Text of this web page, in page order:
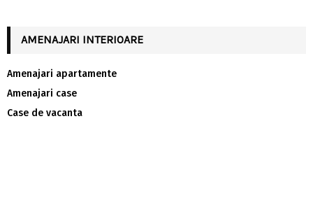
AMENAJARI INTERIOARE
Amenajari apartamente
Amenajari case
Case de vacanta